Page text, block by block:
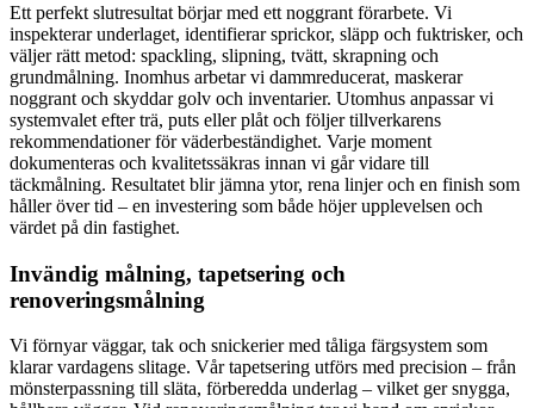
Ett perfekt slutresultat börjar med ett noggrant förarbete. Vi
inspekterar underlaget, identifierar sprickor, släpp och fuktrisker, och
väljer rätt metod: spackling, slipning, tvätt, skrapning och
grundmålning. Inomhus arbetar vi dammreducerat, maskerar
noggrant och skyddar golv och inventarier. Utomhus anpassar vi
systemvalet efter trä, puts eller plåt och följer tillverkarens
rekommendationer för väderbeständighet. Varje moment
dokumenteras och kvalitetssäkras innan vi går vidare till
täckmålning. Resultatet blir jämna ytor, rena linjer och en finish som
håller över tid – en investering som både höjer upplevelsen och
värdet på din fastighet.
Invändig målning, tapetsering och
renoveringsmålning
Vi förnyar väggar, tak och snickerier med tåliga färgsystem som
klarar vardagens slitage. Vår tapetsering utförs med precision – från
mönsterpassning till släta, förberedda underlag – vilket ger snygga,